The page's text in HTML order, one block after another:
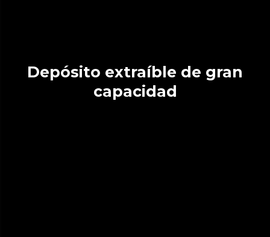
Depósito extraíble de gran
capacidad